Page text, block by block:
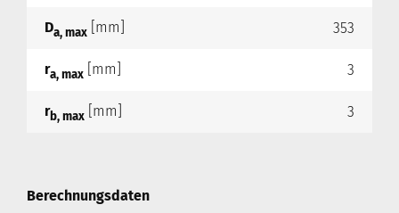
Da, max [mm] 353
ra, max [mm] 3
rb, max [mm] 3
Berechnungsdaten